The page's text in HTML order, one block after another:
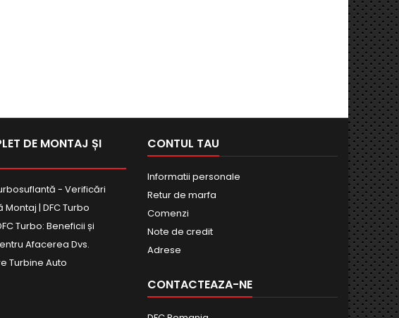
DE MONTAJ ȘI
- Verificări
| DFC Turbo
Turbo: Beneficii și
Afacerea Dvs.
Turbine Auto
CONTUL TAU
Informatii personale
Retur de marfa
Comenzi
Note de credit
Adrese
CONTACTEAZA-NE